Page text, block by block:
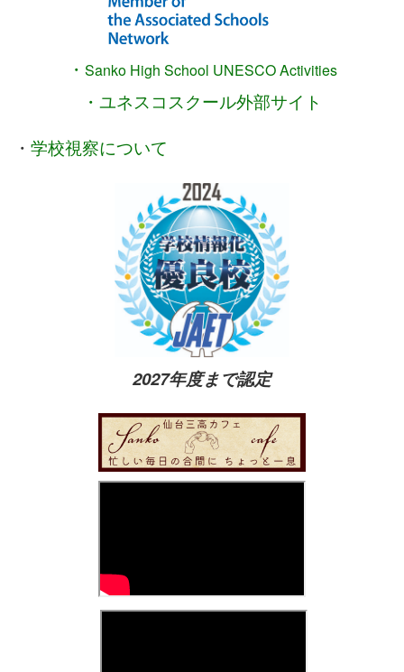
・ Sanko High School UNESCO Activities
・ユネスコスクール外部サイト
・ 学校視察について
2027年度まで認定